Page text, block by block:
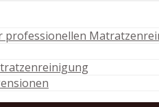
professionellen